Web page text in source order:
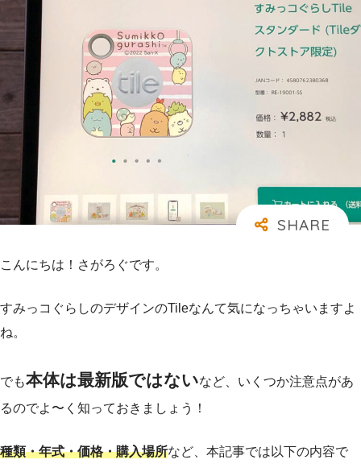
こんにちは！さがろぐです。
すみっコぐらしのデザインのTileなんて気になっちゃいますよ
ね。
でも本体は最新版ではないなど、いくつか注意点があ
るのでよ〜く知っておきましょう！
種類・年式・価格・購入場所など、本記事では以下の内容で